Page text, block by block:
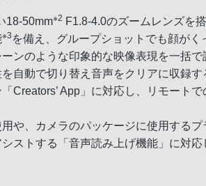
18-50mm※2 F1.8-4.0のズームレンズを
※3 を備え、グループショットでも顔が
ンのような印象的な映像表現を一括
自動で切り替え音声をクリアに収録
Creators’ App」に対応し、リモート
や、カメラのパッケージに使用する
ストする「音声読み上げ機能」に対